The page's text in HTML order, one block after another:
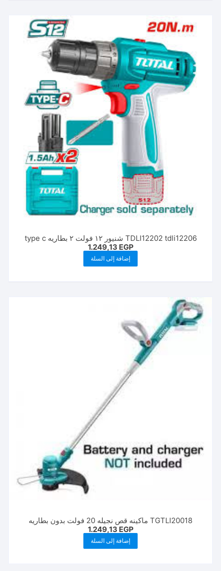
TDLI12202 tdli12206 شنيور ١٢ فولت ٢ بطاريه type c
1.249,13 EGP
إضافة إلى السلة
TGTLI20018 ماكينه قص نجيله 20 فولت بدون بطاريه
1.249,13 EGP
إضافة إلى السلة